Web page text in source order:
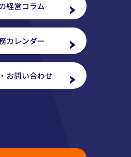
経営コラム
カレンダー
お問い合わせ